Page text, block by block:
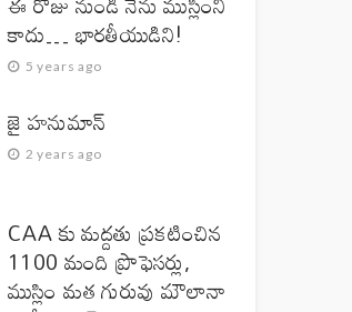
కాదు… భారతీయుడిని!
5 years ago
జై హనుమాన్‌
2 years ago
CAA కు మద్దతు ప్రకటించిన
1100 మంది ప్రొఫెసర్లు,
ముస్లిం మత గురువు మౌలానా